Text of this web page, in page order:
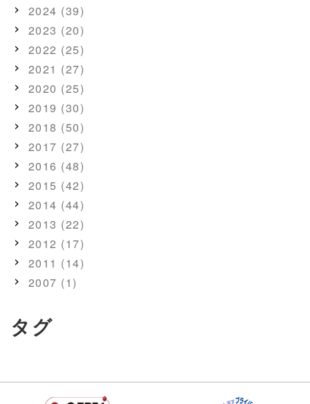
2024 (39)
2023 (20)
2022 (25)
2021 (27)
2020 (25)
2019 (30)
2018 (50)
2017 (27)
2016 (48)
2015 (42)
2014 (44)
2013 (22)
2012 (17)
2011 (14)
2007 (1)
タグ